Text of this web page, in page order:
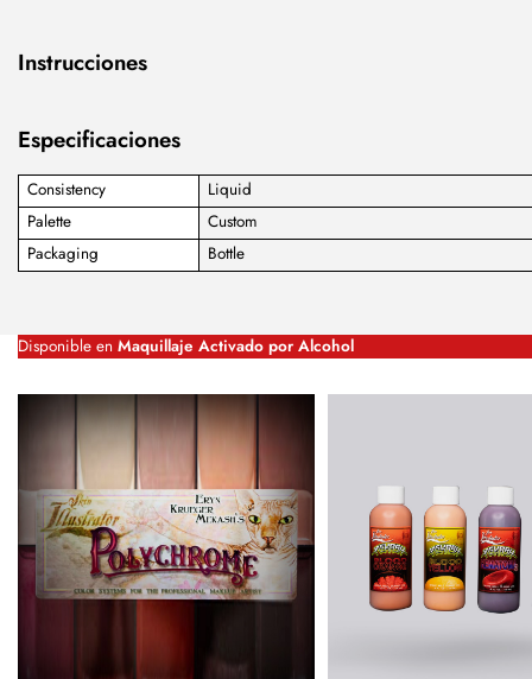
Instrucciones
Especificaciones
Consistency
Liquid
Palette
Custom
Packaging
Bottle
Disponible en Maquillaje Activado por Alcohol